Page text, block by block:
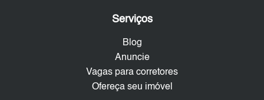
Serviços
Blog
Anuncie
Vagas para corretores
Ofereça seu imóvel